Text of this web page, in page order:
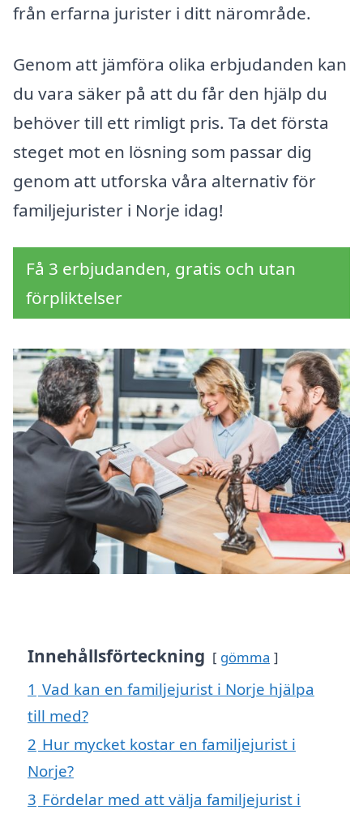
från erfarna jurister i ditt närområde.
Genom att jämföra olika erbjudanden kan
du vara säker på att du får den hjälp du
behöver till ett rimligt pris. Ta det första
steget mot en lösning som passar dig
genom att utforska våra alternativ för
familjejurister i Norje idag!
Få 3 erbjudanden, gratis och utan
förpliktelser
Innehållsförteckning gömma
1 Vad kan en familjejurist i Norje hjälpa
till med?
2 Hur mycket kostar en familjejurist i
Norje?
3 Fördelar med att välja familjejurist i